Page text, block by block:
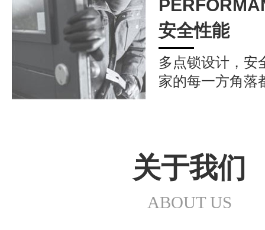
安全性能
多点锁设计，安
家的每一方角落
关于我们
ABOUT US